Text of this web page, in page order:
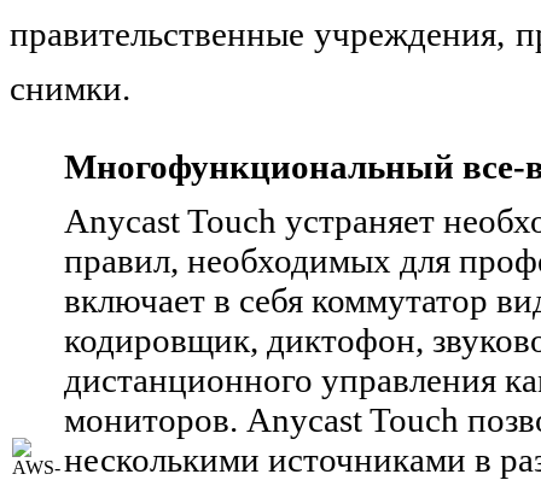
правительственные учреждения,
снимки.
Многофункциональный все-
Anycast Touch устраняет
правил, необходимых для
включает в себя коммутатор
кодировщик, диктофон,
дистанционного управления
мониторов. Anycast Touch
несколькими источниками в